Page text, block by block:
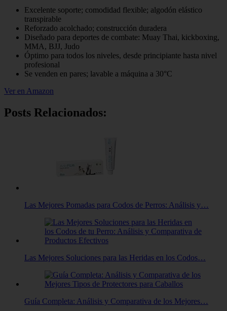
Excelente soporte; comodidad flexible; algodón elástico
transpirable
Reforzado acolchado; construcción duradera
Diseñado para deportes de combate: Muay Thai, kickboxing,
MMA, BJJ, Judo
Óptimo para todos los niveles, desde principiante hasta nivel
profesional
Se venden en pares; lavable a máquina a 30°C
Ver en Amazon
Posts Relacionados:
Las Mejores Pomadas para Codos de Perros: Análisis y…
Las Mejores Soluciones para las Heridas en los Codos…
Guía Completa: Análisis y Comparativa de los Mejores…